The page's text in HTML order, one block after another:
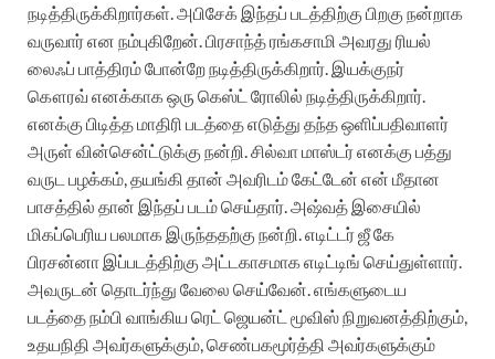
நடித்திருக்கிறார்கள். அபிசேக் இந்தப் படத்திற்கு பிறகு நன்றாக
வருவார் என நம்புகிறேன். பிரசாந்த் ரங்கசாமி அவரது ரியல்
லைஃப் பாத்திரம் போன்றே நடித்திருக்கிறார். இயக்குநர்
கௌரவ் எனக்காக ஒரு கெஸ்ட் ரோலில் நடித்திருக்கிறார்.
எனக்கு பிடித்த மாதிரி படத்தை எடுத்து தந்த ஒளிப்பதிவாளர்
அருள் வின்சென்ட்டுக்கு நன்றி. சில்வா மாஸ்டர் எனக்கு பத்து
வருட பழக்கம், தயங்கி தான் அவரிடம் கேட்டேன் என் மீதான
பாசத்தில் தான் இந்தப் படம் செய்தார். அஷ்வத் இசையில்
மிகப்பெரிய பலமாக இருந்ததற்கு நன்றி. எடிட்டர் ஜீ கே
பிரசன்னா இப்படத்திற்கு அட்டகாசமாக எடிட்டிங் செய்துள்ளார்.
அவருடன் தொடர்ந்து வேலை செய்வேன். எங்களுடைய
படத்தை நம்பி வாங்கிய ரெட் ஜெயன்ட் மூவிஸ் நிறுவனத்திற்கும்,
உதயநிதி அவர்களுக்கும், செண்பகமூர்த்தி அவர்களுக்கும்